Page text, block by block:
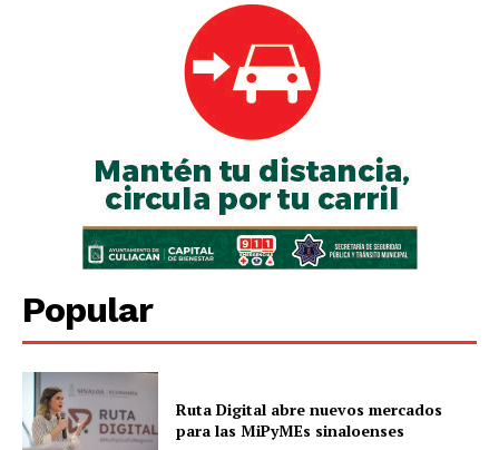
Popular
Ruta Digital abre nuevos mercados
para las MiPyMEs sinaloenses